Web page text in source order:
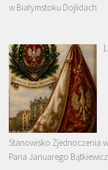
w Białymstoku Dojlidach.
Stanowisko Zjednoczenia
Pana Januarego